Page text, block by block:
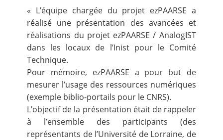
Nous suivre
« L’équipe chargée du projet ezPAARSE a
réalisé une présentation des avancées et
réalisations du projet ezPAARSE / AnalogIST
dans les locaux de l’Inist pour le Comité
Technique.
Pour mémoire, ezPAARSE a pour but de
mesurer l’usage des ressources numériques
(exemple biblio-portails pour le CNRS).
L’objectif de la présentation était de rappeler
à l’ensemble des participants (des
représentants de l’Université de Lorraine, de